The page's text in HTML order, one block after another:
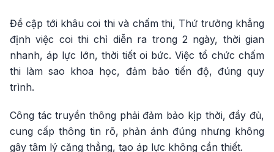
Đề cập tới khâu coi thi và chấm thi, Thứ trưởng khẳng
định việc coi thi chỉ diễn ra trong 2 ngày, thời gian
nhanh, áp lực lớn, thời tiết oi bức. Việc tổ chức chấm
thi làm sao khoa học, đảm bảo tiến độ, đúng quy
trình.
Công tác truyền thông phải đảm bảo kịp thời, đầy đủ,
cung cấp thông tin rõ, phản ánh đúng nhưng không
gây tâm lý căng thẳng, tạo áp lực không cần thiết.